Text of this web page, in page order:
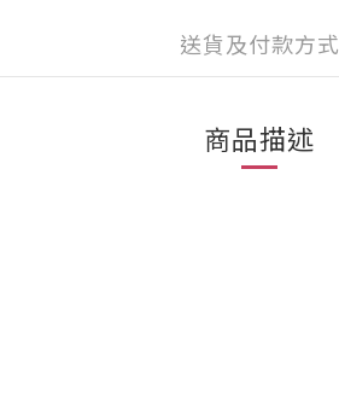
送貨及付款方式
商品描述